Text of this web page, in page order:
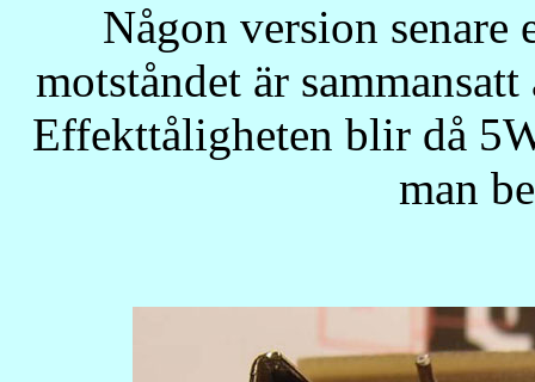
Någon version senare
motståndet är
Effekttåligheten blir då
man